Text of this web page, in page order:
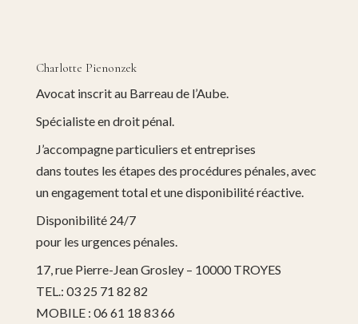
Charlotte Pienonzek
Avocat inscrit au Barreau de l’Aube.
Spécialiste en droit pénal.
J’accompagne particuliers et entreprises
dans toutes les étapes des procédures pénales, avec
un engagement total et une disponibilité réactive.
Disponibilité 24/7
pour les urgences pénales.
17, rue Pierre-Jean Grosley – 10000 TROYES
TEL.: 03 25 71 82 82
MOBILE : 06 61 18 83 66